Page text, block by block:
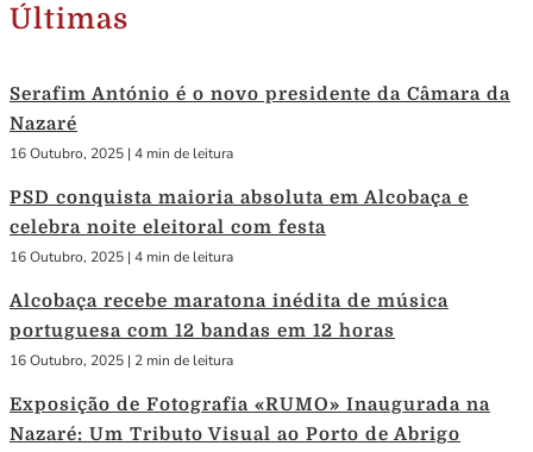
Últimas
Serafim António é o novo presidente da Câmara da
Nazaré
16 Outubro, 2025 | 4 min de leitura
PSD conquista maioria absoluta em Alcobaça e
celebra noite eleitoral com festa
16 Outubro, 2025 | 4 min de leitura
Alcobaça recebe maratona inédita de música
portuguesa com 12 bandas em 12 horas
16 Outubro, 2025 | 2 min de leitura
Exposição de Fotografia «RUMO» Inaugurada na
Nazaré: Um Tributo Visual ao Porto de Abrigo